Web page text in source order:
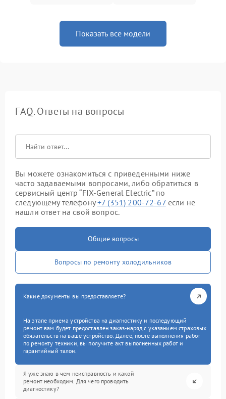
Показать все модели
FAQ. Ответы на вопросы
Вы можете ознакомиться с приведенными ниже
часто задаваемыми вопросами, либо обратиться в
сервисный центр “FIX-General Electric” по
следующему телефону+7 (351) 200-72-67если не
нашли ответ на свой вопрос.
Общие вопросы
Вопросы по ремонту холодильников
Какие документы вы предоставляете?
На этапе приема устройства на диагностику и последующий
ремонт вам будет предоставлен заказ-наряд с указанием страховых
обязательств на ваше устройство. Далее, после выполнения работ
по ремонту техники, вы получите акт выполненных работ и
гарантийный талон.
Я уже знаю в чем неисправность и какой
ремонт необходим. Для чего проводить
диагностику?